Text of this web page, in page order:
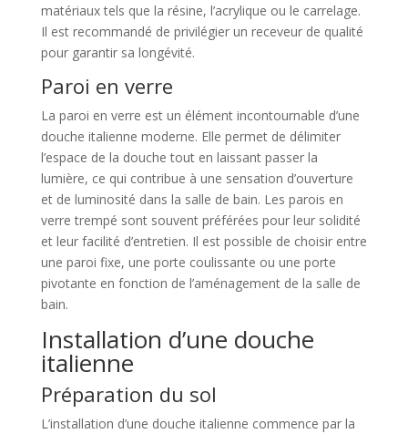
matériaux tels que la résine, l’acrylique ou le carrelage.
Il est recommandé de privilégier un receveur de qualité
pour garantir sa longévité.
Paroi en verre
La paroi en verre est un élément incontournable d’une
douche italienne moderne. Elle permet de délimiter
l’espace de la douche tout en laissant passer la
lumière, ce qui contribue à une sensation d’ouverture
et de luminosité dans la salle de bain. Les parois en
verre trempé sont souvent préférées pour leur solidité
et leur facilité d’entretien. Il est possible de choisir entre
une paroi fixe, une porte coulissante ou une porte
pivotante en fonction de l’aménagement de la salle de
bain.
Installation d’une douche
italienne
Préparation du sol
L’installation d’une douche italienne commence par la